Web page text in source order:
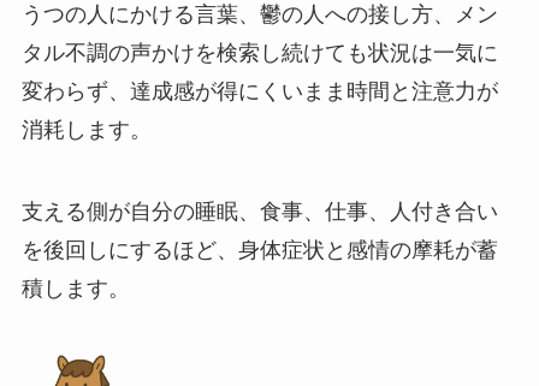
うつの人にかける言葉、鬱の人への接し方、メン
タル不調の声かけを検索し続けても状況は一気に
変わらず、達成感が得にくいまま時間と注意力が
消耗します。
支える側が自分の睡眠、食事、仕事、人付き合い
を後回しにするほど、身体症状と感情の摩耗が蓄
積します。